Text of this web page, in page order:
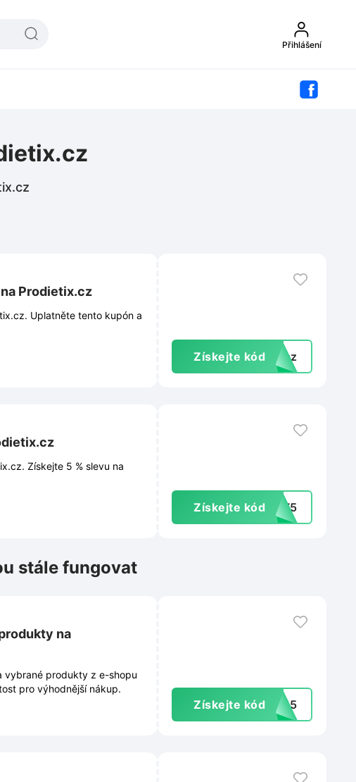
Přihlášení
Prodietix.cz
Uplatněte tento kupón a
Získejte kód dkaz
Získejte 5 % slevu na
Získejte kódXCZ5
stále fungovat
na
vybrané produkty z e-shopu
pro výhodnější nákup.
Získejte kód EN15